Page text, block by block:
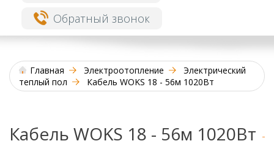
Обратный звонок
Главная Электроотопление
Электрический
теплый пол
Кабель WOKS 18 - 56м 1020Вт
Кабель WOKS 18 - 56м 1020Вт